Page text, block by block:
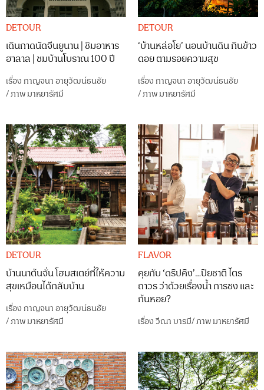
DETOUR
เดินกาดนัดจีนยูนาน | ชิมอาหาร
ฮาลาล | ชมบ้านโบราณ 100 ปี
เรื่อง กาญจนา อายุวัฒน์ธนชัย
/ภาพมาหยารัศมี
DETOUR
‘บ้านหล่อโย’ นอนบ้านดิน กินข้าว
ดอย ตามรอยความสุข
เรื่อง กาญจนา อายุวัฒน์ธนชัย
/ภาพมาหยารัศมี
DETOUR
บ้านนาต้นจั่น โฮมสเตย์ที่ให้ความ
สุขเหมือนได้กลับบ้าน
เรื่อง กาญจนา อายุวัฒน์ธนชัย
/ภาพมาหยารัศมี
FLAVOR
คุยกับ ‘ดริปคิง’…ปิยชาติ ไตร
ถาวร ว่าด้วยเรื่องน้ำ การชง และ
ก้นหอย?
เรื่องวีณา บารมี/ภาพมาหยารัศมี